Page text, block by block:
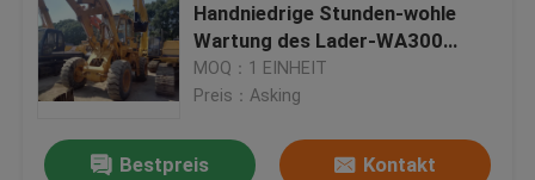
Handniedrige Stunden-wohle
Wartung des Lader-WA300
zweites
MOQ：1 EINHEIT
Preis：Asking
Bestpreis Kontakt